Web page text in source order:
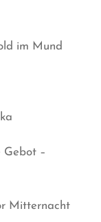
im Mund
Gebot –
Mitternacht